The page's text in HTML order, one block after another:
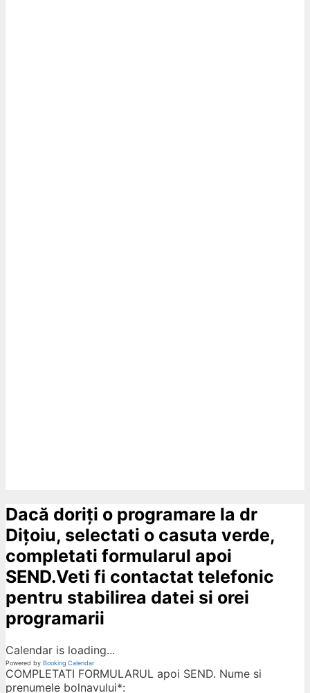
Dacă doriți o programare la dr
Dițoiu, selectati o casuta verde,
completati formularul apoi
SEND.Veti fi contactat telefonic
pentru stabilirea datei si orei
programarii
Calendar is loading...
Powered by Booking Calendar
COMPLETATI FORMULARUL apoi SEND. Nume si
prenumele bolnavului*: